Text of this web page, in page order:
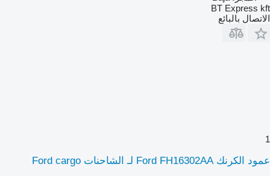
BT Express kft
الاتصال بالبائع
1
عمود الكرنك Ford FH16302AA لـ الشاحنات Ford cargo